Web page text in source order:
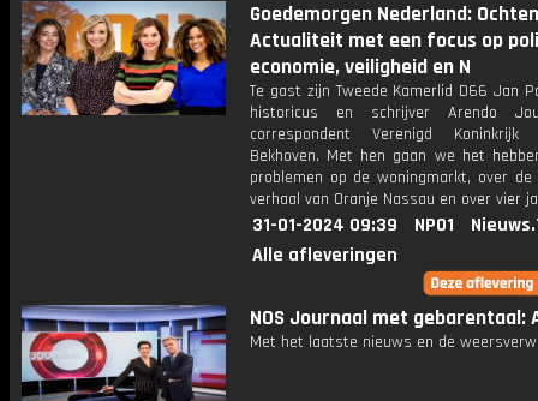
Goedemorgen Nederland:
Actualiteit met een focus op
economie, veiligheid en N
Te gast zijn Tweede Kamerlid D66 Jan
historicus en schrijver Arendo
correspondent Verenigd
Bekhoven. Met hen gaan we het
problemen op de woningmarkt, over
verhaal van Oranje Nassau en over vier
31-01-2024 09:39 NPO1
Alle afleveringen
NOS Journaal met gebarentaal:
Met het laatste nieuws en de